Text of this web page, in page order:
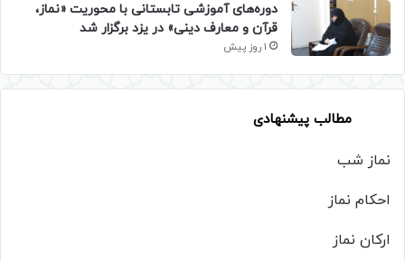
دوره‌های آموزشی تابستانی با محوریت «نماز،
قرآن و معارف دینی» در یزد برگزار شد
1 روز پیش
مطالب پیشنهادی
نماز شب
احکام نماز
ارکان نماز